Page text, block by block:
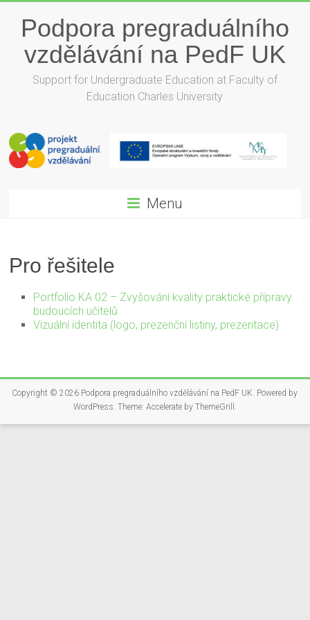
Podpora pregraduálního
vzdělávání na PedF UK
Support for Undergraduate Education at Faculty of
Education Charles University
Menu
Pro řešitele
Portfolio KA 02 – Zvyšování kvality praktické přípravy
budoucích učitelů
Vizuální identita (logo, prezenční listiny, prezentace)
Copyright © 2026 Podpora pregraduálního vzdělávání na PedF UK. Powered by
WordPress. Theme: Accelerate by ThemeGrill .